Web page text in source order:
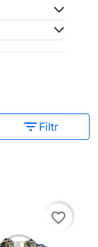
filter_list Filtr
favorite_border